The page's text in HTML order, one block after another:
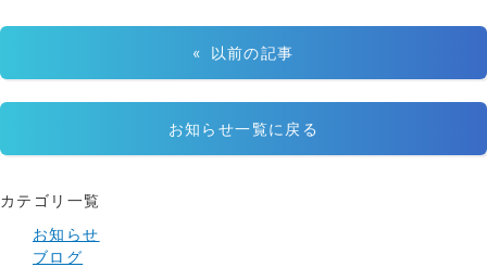
« 以前の記事
お知らせ一覧に戻る
カテゴリ一覧
お知らせ
ブログ